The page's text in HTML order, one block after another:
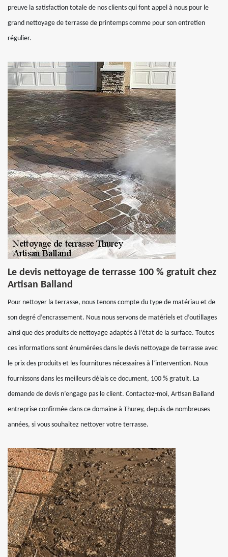
preuve la satisfaction totale de nos clients qui font appel à nous pour le
grand nettoyage de terrasse de printemps comme pour son entretien
régulier.
Le devis nettoyage de terrasse 100 % gratuit chez
Artisan Balland
Pour nettoyer la terrasse, nous tenons compte du type de matériau et de
son degré d’encrassement. Nous nous servons de matériels et d’outillages
ainsi que des produits de nettoyage adaptés à l’état de la surface. Toutes
ces informations sont énumérées dans le devis nettoyage de terrasse avec
le prix des produits et les fournitures nécessaires à l’intervention. Nous
fournissons dans les meilleurs délais ce document, 100 % gratuit. La
demande de devis n’engage pas le client. Contactez-moi, Artisan Balland
entreprise confirmée dans ce domaine à Thurey, depuis de nombreuses
années, si vous souhaitez nettoyer votre terrasse.